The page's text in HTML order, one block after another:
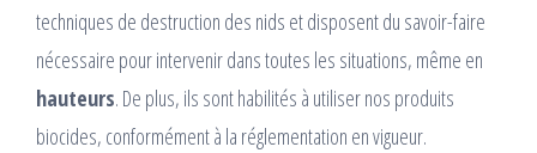
techniques de destruction des nids et disposent du savoir-faire
nécessaire pour intervenir dans toutes les situations, même en
hauteurs. De plus, ils sont habilités à utiliser nos produits
biocides, conformément à la réglementation en vigueur.